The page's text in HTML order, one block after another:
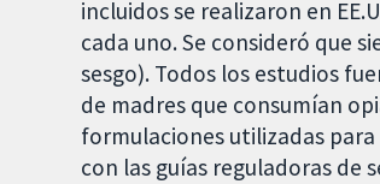
incluidos se realizaron en
cada uno. Se consideró que
sesgo). Todos los estudios
de madres que consumían
formulaciones utilizadas
con las guías reguladoras de